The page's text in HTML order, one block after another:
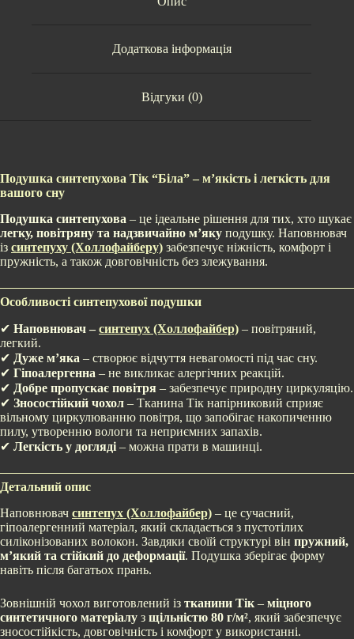
Додаткова інформація
Відгуки (0)
Подушка синтепухова Тік “Біла” – м’якість і легкість для
вашого сну
Подушка синтепухова – це ідеальне рішення для тих, хто шукає
легку, повітряну та надзвичайно м’яку подушку. Наповнювач
із синтепуху (Холлофайберу) забезпечує ніжність, комфорт і
пружність, а також довговічність без злежування.
Особливості синтепухової подушки
✔ Наповнювач – синтепух (Холлофайбер) – повітряний,
легкий.
✔ Дуже м’яка – створює відчуття невагомості під час сну.
✔ Гіпоалергенна – не викликає алергічних реакцій.
✔ Добре пропускає повітря – забезпечує природну циркуляцію.
✔ Зносостійкий чохол – Тканина Тік напірниковий сприяє
вільному циркулюванню повітря, що запобігає накопиченню
пилу, утворенню вологи та неприємних запахів.
✔ Легкість у догляді – можна прати в машинці.
Детальний опис
Наповнювач синтепух (Холлофайбер) – це сучасний,
гіпоалергенний матеріал, який складається з пустотілих
силіконізованих волокон. Завдяки своїй структурі він пружний,
м’який та стійкий до деформації. Подушка зберігає форму
навіть після багатьох прань.
Зовнішній чохол виготовлений із тканини Тік – міцного
синтетичного матеріалу з щільністю 80 г/м², який забезпечує
зносостійкість, довговічність і комфорт у використанні.